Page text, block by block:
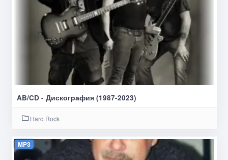
AB/CD - Дискография (1987-2023)
Hard Rock
MP3